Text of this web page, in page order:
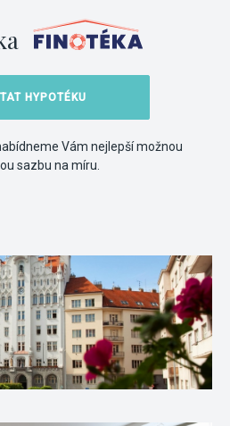
HYPOTÉKU
Vám nejlepší možnou
sazbu na míru.